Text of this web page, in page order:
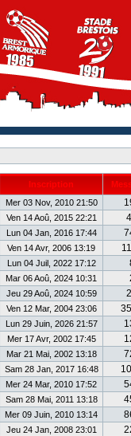
Inscription
Mer 03 Nov, 2010 21:50
Ven 14 Aoû, 2015 22:21
Lun 04 Jan, 2016 17:44
Ven 14 Avr, 2006 13:19
Lun 04 Juil, 2022 17:12
Mar 06 Aoû, 2024 10:31
Jeu 29 Aoû, 2024 10:59
Ven 12 Mar, 2004 23:06
Lun 29 Juin, 2026 21:57
Mer 17 Avr, 2002 17:45
Mar 21 Mai, 2002 13:18
Sam 28 Jan, 2017 16:48
Mer 24 Mar, 2010 17:52
Sam 28 Mai, 2011 13:18
Mer 09 Juin, 2010 13:14
Jeu 24 Jan, 2008 23:01